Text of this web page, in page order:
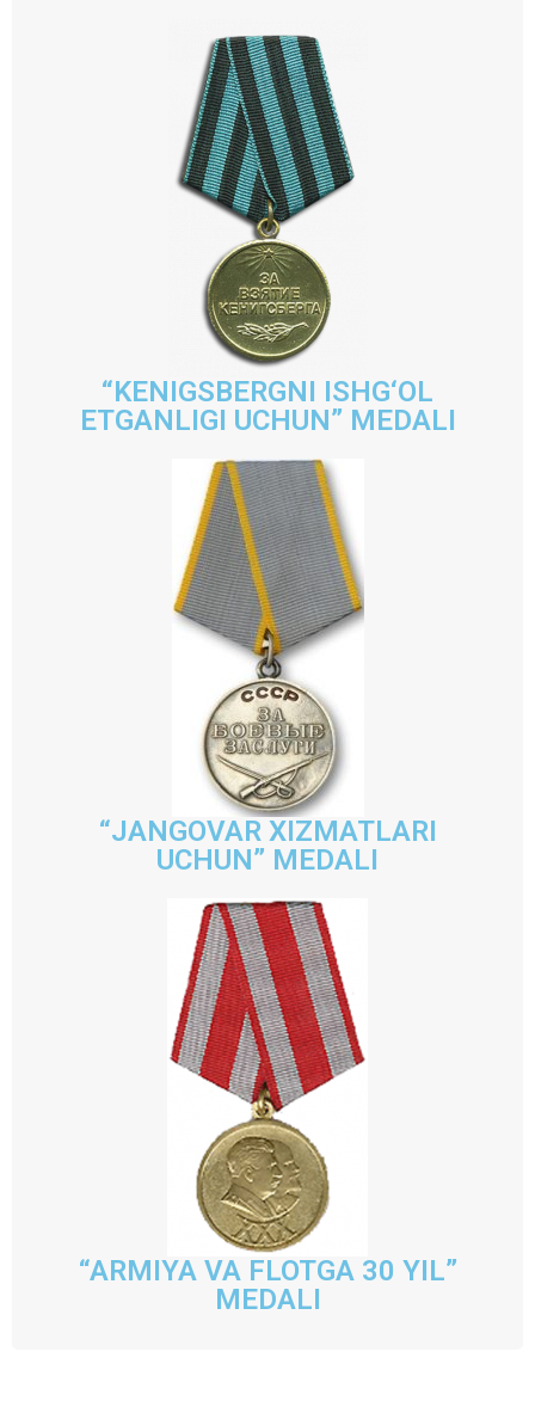
“KENIGSBERGNI ISHG‘OL
ETGANLIGI UCHUN” MEDALI
“JANGOVAR XIZMATLARI
UCHUN” MEDALI
“ARMIYA VA FLOTGA 30 YIL”
MEDALI